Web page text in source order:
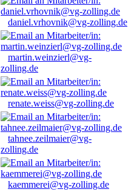
daniel.vrhovnik@vg-zolling.de
martin.weinzierl@vg-
zolling.de
renate.weiss@vg-zolling.de
tahnee.zeilmaier@vg-
zolling.de
kaemmerei@vg-zolling.de